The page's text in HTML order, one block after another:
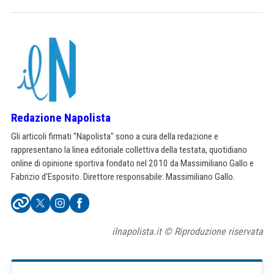
Redazione Napolista
Gli articoli firmati "Napolista" sono a cura della redazione e
rappresentano la linea editoriale collettiva della testata, quotidiano
online di opinione sportiva fondato nel 2010 da Massimiliano Gallo e
Fabrizio d'Esposito. Direttore responsabile: Massimiliano Gallo.
ilnapolista.it © Riproduzione riservata